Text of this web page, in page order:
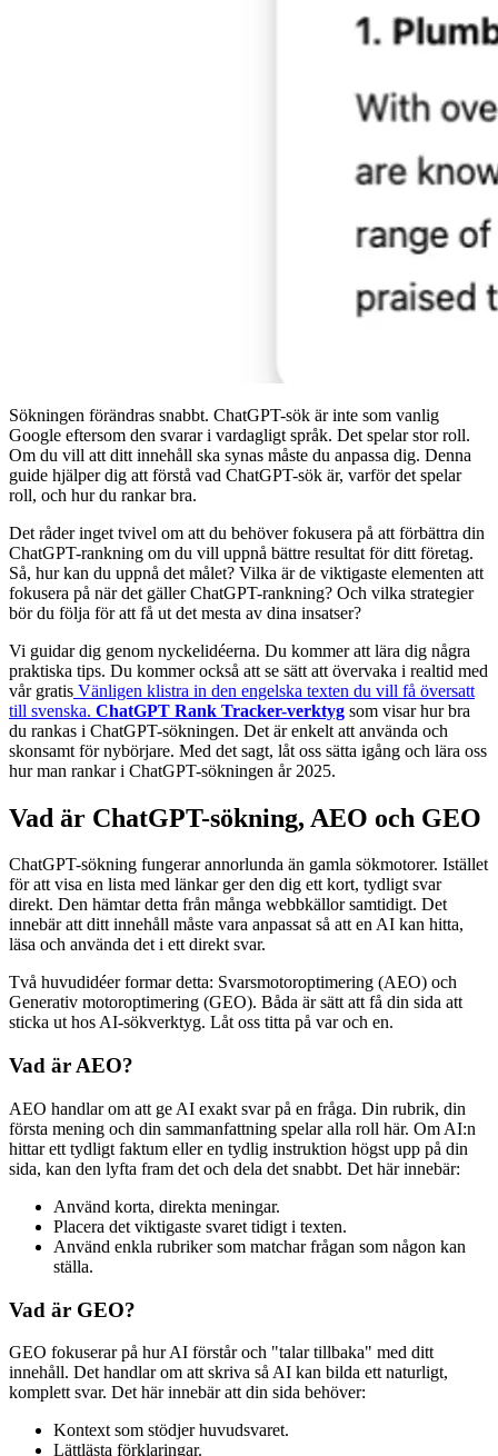
Sökningen förändras snabbt. ChatGPT-sök är inte som vanlig
Google eftersom den svarar i vardagligt språk. Det spelar stor roll.
Om du vill att ditt innehåll ska synas måste du anpassa dig. Denna
guide hjälper dig att förstå vad ChatGPT-sök är, varför det spelar
roll, och hur du rankar bra.
Det råder inget tvivel om att du behöver fokusera på att förbättra din
ChatGPT-rankning om du vill uppnå bättre resultat för ditt företag.
Så, hur kan du uppnå det målet? Vilka är de viktigaste elementen att
fokusera på när det gäller ChatGPT-rankning? Och vilka strategier
bör du följa för att få ut det mesta av dina insatser?
Vi guidar dig genom nyckelidéerna. Du kommer att lära dig några
praktiska tips. Du kommer också att se sätt att övervaka i realtid med
vår gratis Vänligen klistra in den engelska texten du vill få översatt
till svenska. ChatGPT Rank Tracker-verktyg som visar hur bra
du rankas i ChatGPT-sökningen. Det är enkelt att använda och
skonsamt för nybörjare. Med det sagt, låt oss sätta igång och lära oss
hur man rankar i ChatGPT-sökningen år 2025.
Vad är ChatGPT-sökning, AEO och GEO
ChatGPT-sökning fungerar annorlunda än gamla sökmotorer. Istället
för att visa en lista med länkar ger den dig ett kort, tydligt svar
direkt. Den hämtar detta från många webbkällor samtidigt. Det
innebär att ditt innehåll måste vara anpassat så att en AI kan hitta,
läsa och använda det i ett direkt svar.
Två huvudidéer formar detta: Svarsmotoroptimering (AEO) och
Generativ motoroptimering (GEO). Båda är sätt att få din sida att
sticka ut hos AI-sökverktyg. Låt oss titta på var och en.
Vad är AEO?
AEO handlar om att ge AI exakt svar på en fråga. Din rubrik, din
första mening och din sammanfattning spelar alla roll här. Om AI:n
hittar ett tydligt faktum eller en tydlig instruktion högst upp på din
sida, kan den lyfta fram det och dela det snabbt. Det här innebär:
Använd korta, direkta meningar.
Placera det viktigaste svaret tidigt i texten.
Använd enkla rubriker som matchar frågan som någon kan
ställa.
Vad är GEO?
GEO fokuserar på hur AI förstår och "talar tillbaka" med ditt
innehåll. Det handlar om att skriva så AI kan bilda ett naturligt,
komplett svar. Det här innebär att din sida behöver:
Kontext som stödjer huvudsvaret.
Lättlästa förklaringar.